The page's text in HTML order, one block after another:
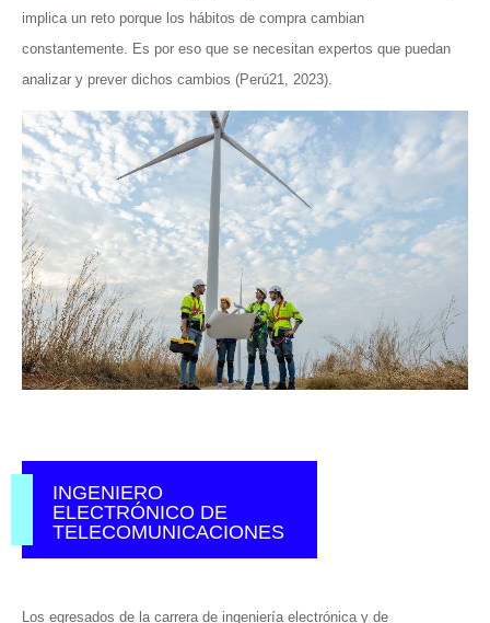
implica un reto porque los hábitos de compra cambian
constantemente. Es por eso que se necesitan expertos que puedan
analizar y prever dichos cambios (Perú21, 2023).
INGENIERO
ELECTRÓNICO DE
TELECOMUNICACIONES
Los egresados de la carrera de ingeniería electrónica y de